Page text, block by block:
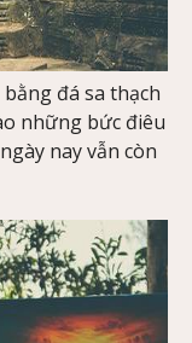
đá sa thạch
những bức điêu
nay vẫn còn